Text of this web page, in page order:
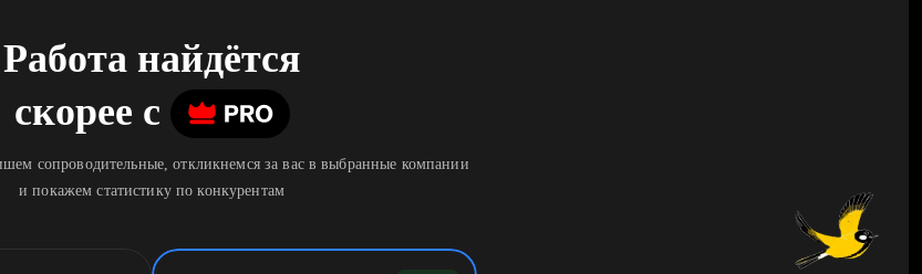
Работа найдётся
скорее c
сопроводительные, откликнемся за вас в выбранные компании
и покажем статистику по конкурентам